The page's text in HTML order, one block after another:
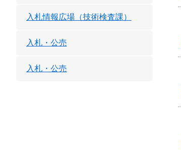
入札情報広場（技術検査課）
入札・公売
入札・公売